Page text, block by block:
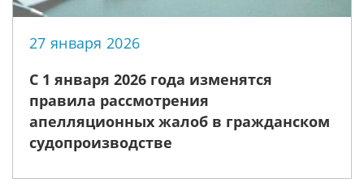
27 января 2026
С 1 января 2026 года изменятся
правила рассмотрения
апелляционных жалоб в гражданском
судопроизводстве